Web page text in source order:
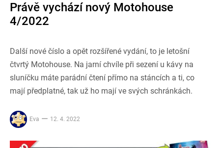
Právě vychází nový Motohouse
4/2022
Další nové číslo a opět rozšířené vydání, to je letošní
čtvrtý Motohouse. Na jarní chvíle při sezení u kávy na
sluníčku máte parádní čtení přímo na stáncích a ti, co
mají předplatné, tak už ho mají ve svých schránkách.
Eva 12. 4. 2022